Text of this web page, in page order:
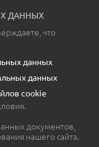
ДАННЫХ
что
данных
данных
cookie
документов,
нашего сайта.